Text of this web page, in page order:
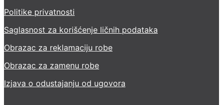
Politike privatnosti
Saglasnost za korišćenje ličnih podataka
Obrazac za reklamaciju robe
Obrazac za zamenu robe
Izjava o odustajanju od ugovora